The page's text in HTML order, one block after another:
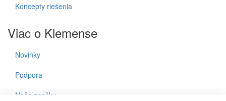
Koncepty riešenia
Viac o Klemense
Novinky
Podpora
Naše značky